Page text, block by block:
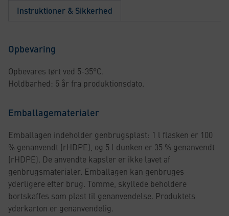
Instruktioner & Sikkerhed
Opbevaring
Opbevares tørt ved 5-35°C.
Holdbarhed: 5 år fra produktionsdato.
Emballagematerialer
Emballagen indeholder genbrugsplast: 1 l flasken er 100
% genanvendt (rHDPE), og 5 l dunken er 35 % genanvendt
(rHDPE). De anvendte kapsler er ikke lavet af
genbrugsmaterialer. Emballagen kan genbruges
yderligere efter brug. Tomme, skyllede beholdere
bortskaffes som plast til genanvendelse. Produktets
yderkarton er genanvendelig.